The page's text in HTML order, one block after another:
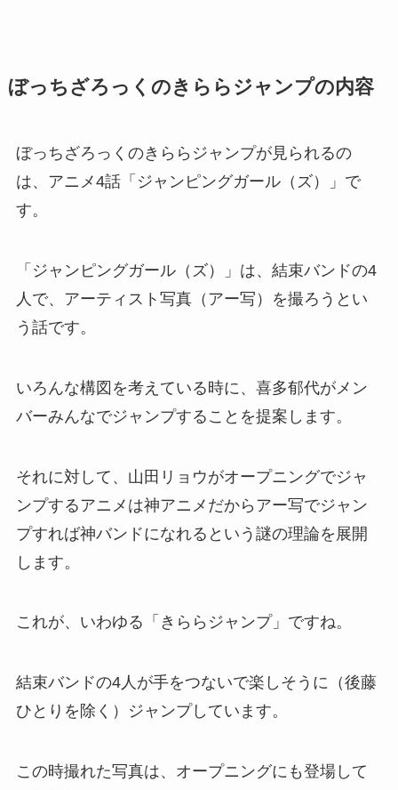
ぼっちざろっくのきららジャンプの内容
ぼっちざろっくのきららジャンプが見られるの
は、アニメ4話「ジャンピングガール（ズ）」で
す。
「ジャンピングガール（ズ）」は、結束バンドの4
人で、アーティスト写真（アー写）を撮ろうとい
う話です。
いろんな構図を考えている時に、喜多郁代がメン
バーみんなでジャンプすることを提案します。
それに対して、山田リョウがオープニングでジャ
ンプするアニメは神アニメだからアー写でジャン
プすれば神バンドになれるという謎の理論を展開
します。
これが、いわゆる「きららジャンプ」ですね。
結束バンドの4人が手をつないで楽しそうに（後藤
ひとりを除く）ジャンプしています。
この時撮れた写真は、オープニングにも登場して